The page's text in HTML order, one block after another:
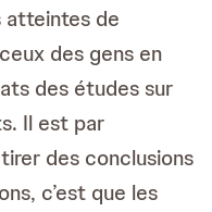
atteintes de
des gens en
des études sur
Il est par
des conclusions
c’est que les